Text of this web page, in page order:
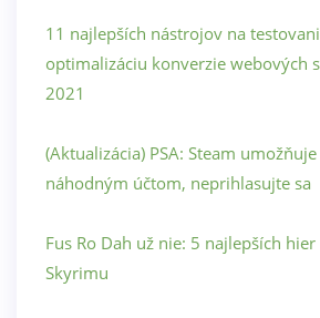
11 najlepších nástrojov na
optimalizáciu konverzie webových
2021
(Aktualizácia) PSA: Steam
náhodným účtom, neprihlasujte sa
Fus Ro Dah už nie: 5 najlepších
Skyrimu